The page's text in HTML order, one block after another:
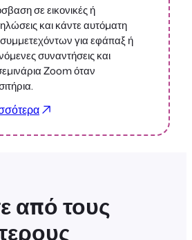
σε εικονικές ή
και κάντε αυτόματη
για εφάπαξ ή
συναντήσεις και
Zoom όταν
από τους